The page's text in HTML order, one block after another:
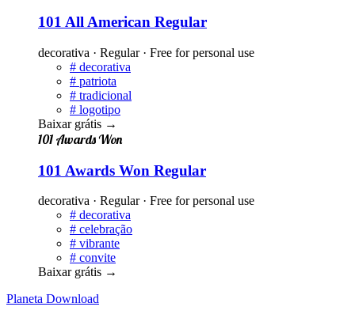
101 All American Regular
decorativa · Regular · Free for personal use
# decorativa
# patriota
# tradicional
# logotipo
Baixar grátis →
101 Awards Won
101 Awards Won Regular
decorativa · Regular · Free for personal use
# decorativa
# celebração
# vibrante
# convite
Baixar grátis →
Planeta Download